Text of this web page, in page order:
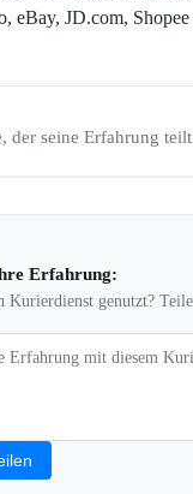
eBay, JD.com,
der seine Erfahrung
Erfahrung:
Kurierdienst genutzt?